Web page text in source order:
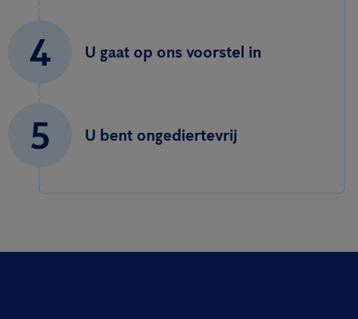
4 U gaat op ons voorstel in
5 U bent ongediertevrij